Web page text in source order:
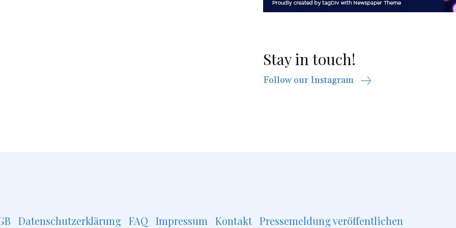
Stay in touch!
Follow our Instagram
Datenschutzerklärung FAQ Impressum Kontakt Pressemeldung veröffentlichen